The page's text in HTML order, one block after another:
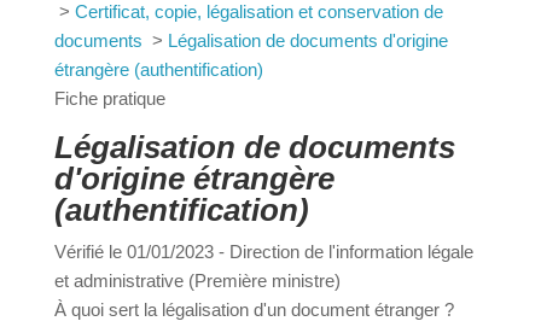
Élections> Certificat, copie, légalisation et
conservation de documents> Légalisation de
documents d'origine étrangère (authentification)
Fiche pratique
Légalisation de documents
d'origine étrangère
(authentification)
Vérifié le 01/01/2023 - Direction de l'information
légale et administrative (Première ministre)
À quoi sert la légalisation d'un document étranger ?